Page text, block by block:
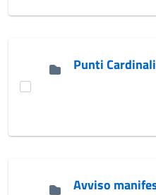
Punti Cardinali